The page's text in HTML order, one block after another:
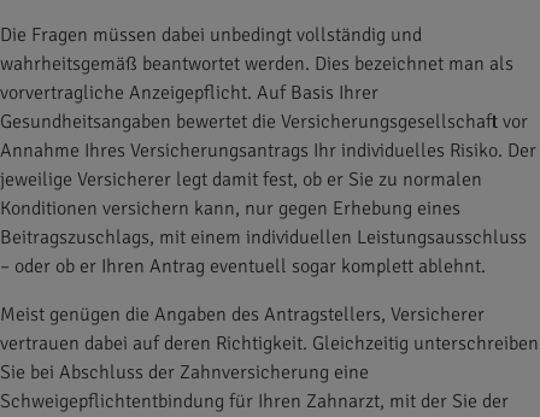
Die Fragen müssen dabei unbedingt vollständig und
wahrheitsgemäß beantwortet werden. Dies bezeichnet man als
vorvertragliche Anzeigepflicht. Auf Basis Ihrer
Gesundheitsangaben bewertet die Versicherungsgesellschaft vor
Annahme Ihres Versicherungsantrags Ihr individuelles Risiko. Der
jeweilige Versicherer legt damit fest, ob er Sie zu normalen
Konditionen versichern kann, nur gegen Erhebung eines
Beitragszuschlags, mit einem individuellen Leistungsausschluss
– oder ob er Ihren Antrag eventuell sogar komplett ablehnt.
Meist genügen die Angaben des Antragstellers, Versicherer
vertrauen dabei auf deren Richtigkeit. Gleichzeitig unterschreiben
Sie bei Abschluss der Zahnversicherung eine
Schweigepflichtentbindung für Ihren Zahnarzt, mit der Sie der